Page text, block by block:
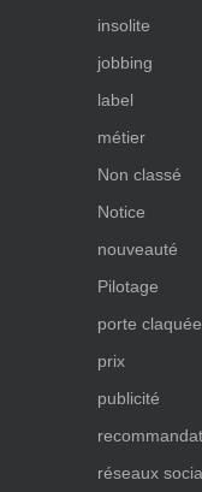
insolite
jobbing
label
métier
Non classé
Notice
nouveauté
Pilotage
porte claquée
prix
publicité
réseaux